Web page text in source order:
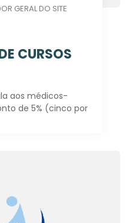
GERAL DO SITE
CURSOS
aos médicos-
de 5% (cinco por